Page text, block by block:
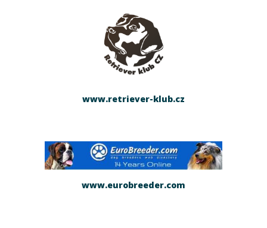
www.retriever-klub.cz
www.eurobreeder.com